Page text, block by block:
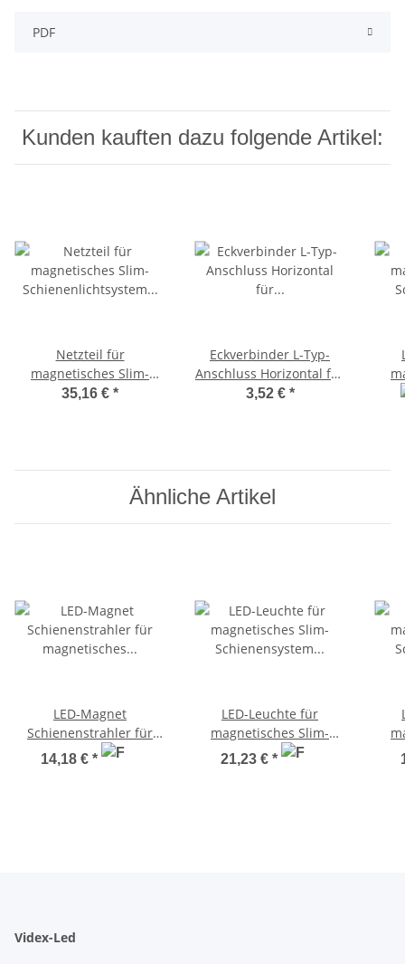
PDF
Kunden kauften dazu folgende Artikel:
Netzteil für
magnetisches Slim-
Schienenlichtsystem
35,16 € *
Eckverbinder L-Typ-
Anschluss Horizontal für
magnetische
3,52 € *
Ähnliche Artikel
LED-Magnet
Schienenstrahler für
magnetisches Slim-
Schienensystem VIDEX
14,18 € *
LED-Leuchte für
magnetisches Slim-
Schienensystem VIDEX
VL-TRMS-LE24B Schwarz
21,23 € *
Videx-Led